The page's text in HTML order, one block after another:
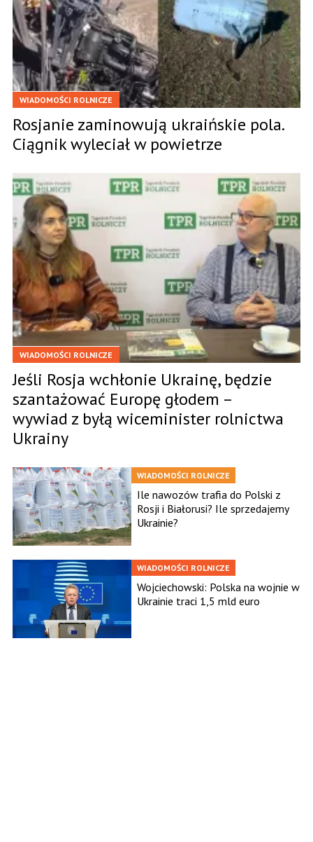
WIADOMOŚCI ROLNICZE
Rosjanie zaminowują ukraińskie pola.
Ciągnik wyleciał w powietrze
WIADOMOŚCI ROLNICZE
Jeśli Rosja wchłonie Ukrainę, będzie
szantażować Europę głodem –
wywiad z byłą wiceminister rolnictwa
Ukrainy
WIADOMOŚCI ROLNICZE
Ile nawozów trafia do Polski z
Rosji i Białorusi? Ile sprzedajemy
Ukrainie?
WIADOMOŚCI ROLNICZE
Wojciechowski: Polska na wojnie w
Ukrainie traci 1,5 mld euro